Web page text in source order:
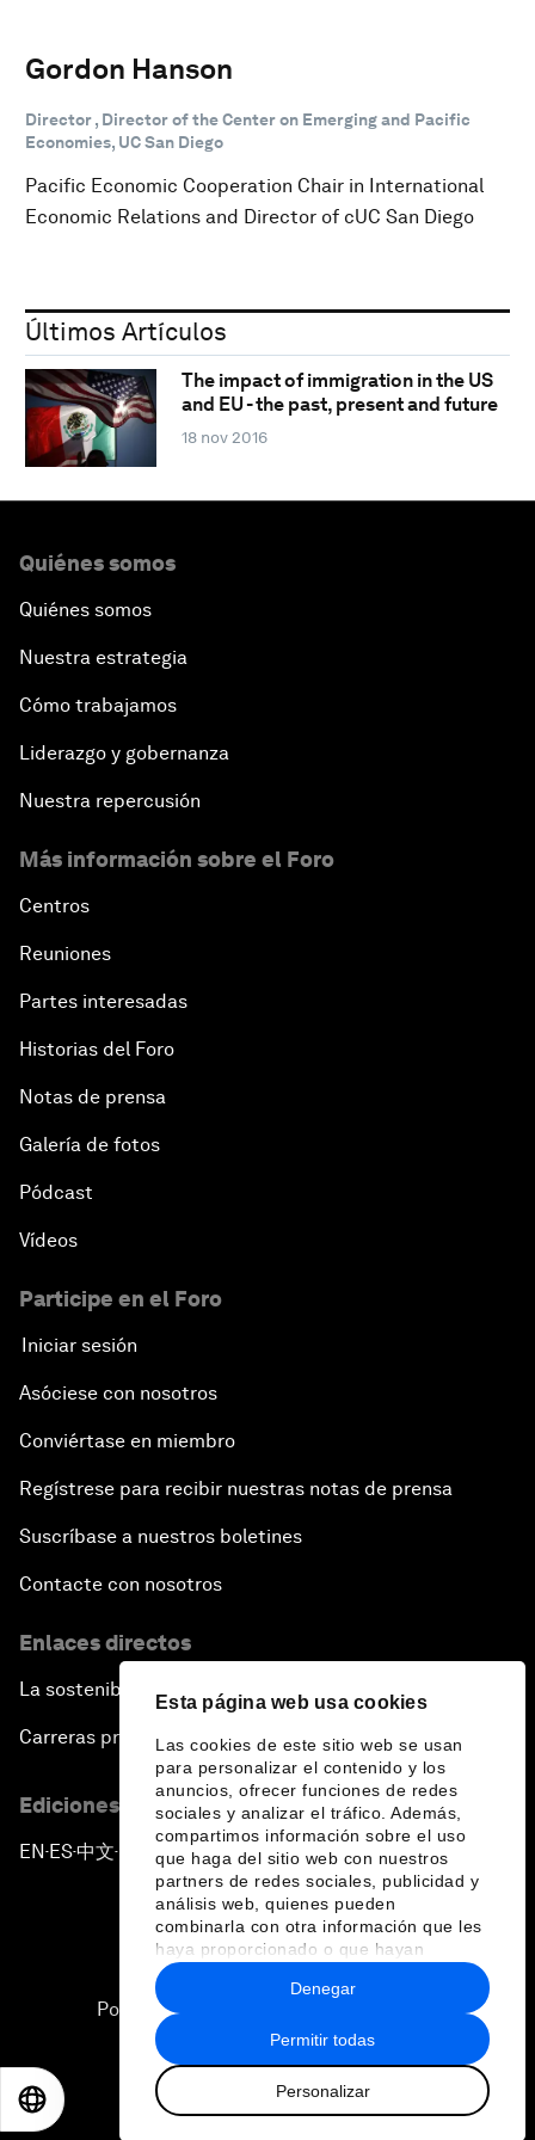
Esta página web usa cookies
Las cookies de este sitio web se usan
para personalizar el contenido y los
anuncios, ofrecer funciones de redes
sociales y analizar el tráfico. Además,
compartimos información sobre el uso
que haga del sitio web con nuestros
partners de redes sociales, publicidad y
análisis web, quienes pueden
combinarla con otra información que les
haya proporcionado o que hayan
recopilado a partir del uso que haya
hecho de sus servicios.
Permitir todas
Personalizar
Denegar
Gordon Hanson
Director , Director of the Center on Emerging and Pacific
Economies, UC San Diego
Pacific Economic Cooperation Chair in International
Economic Relations and Director of cUC San Diego
Últimos Artículos
The impact of immigration in the US
and EU - the past, present and future
18 nov 2016
Quiénes somos
Quiénes somos
Nuestra estrategia
Cómo trabajamos
Liderazgo y gobernanza
Nuestra repercusión
Más información sobre el Foro
Centros
Reuniones
Partes interesadas
Historias del Foro
Notas de prensa
Galería de fotos
Pódcast
Vídeos
Participe en el Foro
Iniciar sesión
Asóciese con nosotros
Conviértase en miembro
Regístrese para recibir nuestras notas de prensa
Suscríbase a nuestros boletines
Contacte con nosotros
Enlaces directos
La sostenibilidad en el Foro
Carreras profesionales
Ediciones en otros idiomas
EN ▪ES▪中文▪ 日本語
Política de privacidad y normas de uso
Sitemap
2026 Foro Económico Mundial